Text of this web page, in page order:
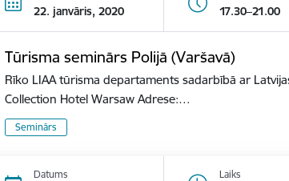
22. janvāris, 2020 17.30–21.00
Tūrisma seminārs Polijā (Varšavā)
Rīko LIAA tūrisma departaments sadarbībā ar
Collection Hotel Warsaw Adrese:…
Seminārs
Datums Laiks